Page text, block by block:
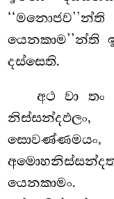
යෙනකාම’’න්ති
දස්සෙති.
අථ වා
සොවණ්ණමයං,